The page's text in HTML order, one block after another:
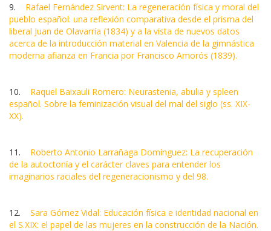
9. Rafael Fernández Sirvent: La regeneración física y moral del
pueblo español: una reflexión comparativa desde el prisma del
liberal Juan de Olavarría (1834) y a la vista de nuevos datos
acerca de la introducción material en Valencia de la gimnástica
moderna afianza en Francia por Francisco Amorós (1839).
10. Raquel Baixauli Romero: Neurastenia, abulia y spleen
español. Sobre la feminización visual del mal del siglo (ss. XIX-
XX).
11. Roberto Antonio Larrañaga Domínguez: La recuperación
de la autoctonía y el carácter claves para entender los
imaginarios raciales del regeneracionismo y del 98.
12. Sara Gómez Vidal: Educación física e identidad nacional en
el S.XIX: el papel de las mujeres en la construcción de la Nación.